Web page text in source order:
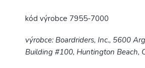
kód výrobce 7955-7000
výrobce: Boardriders, Inc., 5600
Building #100, Huntington Beach,